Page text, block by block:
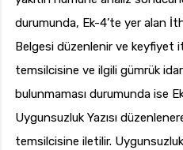
durumunda, Ek-4’te yer alan
Belgesi düzenlenir ve keyfiyet
temsilcisine ve ilgili gümrük
bulunmaması durumunda ise
Uygunsuzluk Yazısı
temsilcisine iletilir. Uygunsuzluk